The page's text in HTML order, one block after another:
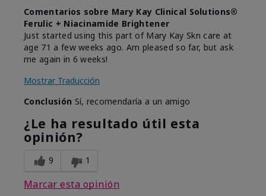
Comentarios sobre Mary Kay Clinical Solutions®
Ferulic + Niacinamide Brightener
Just started using this part of Mary Kay Skn care at
age 71 a few weeks ago. Am pleased so far, but ask
me again in 6 weeks!
Mostrar Traducción
Conclusión Sí, recomendaría a un amigo
¿Le ha resultado útil esta
opinión?
9 1
Marcar esta opinión